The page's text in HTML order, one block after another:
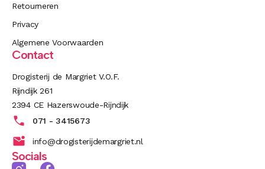
Retourneren
Privacy
Algemene Voorwaarden
Contact
Drogisterij de Margriet V.O.F.
Rijndijk 261
2394 CE Hazerswoude-Rijndijk
071 - 3415673
info@drogisterijdemargriet.nl
Socials